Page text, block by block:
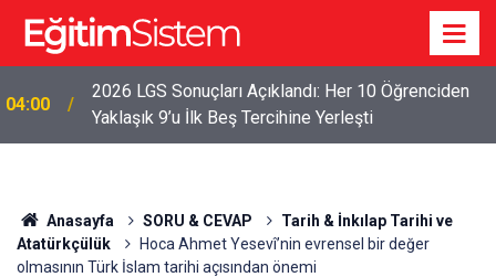
04:00
2026 LGS Sonuçları Açıklandı: Her 10 Öğrenciden
Yaklaşık 9’u İlk Beş Tercihine Yerleşti
Anasayfa SORU & CEVAP
Tarih & İnkılap Tarihi ve
Atatürkçülük
Hoca Ahmet Yesevî’nin evrensel bir değer
olmasının Türk İslam tarihi açısından önemi